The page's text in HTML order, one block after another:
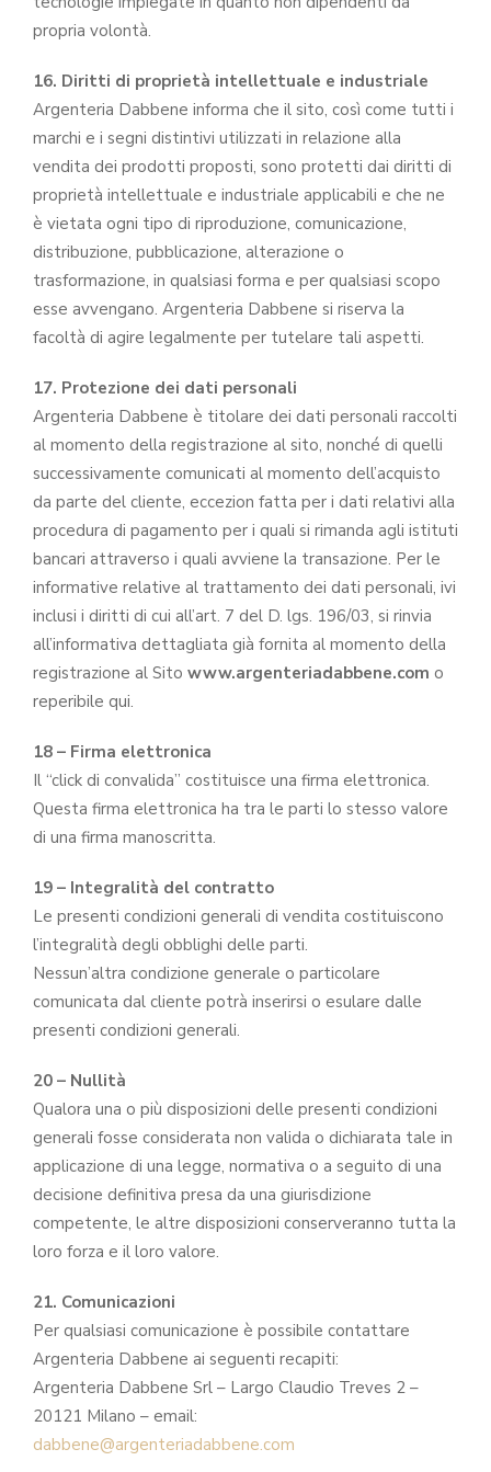
propria volontà.
16. Diritti di proprietà intellettuale e industriale
Argenteria Dabbene informa che il sito, così come tutti i
marchi e i segni distintivi utilizzati in relazione alla
vendita dei prodotti proposti, sono protetti dai diritti di
proprietà intellettuale e industriale applicabili e che ne
è vietata ogni tipo di riproduzione, comunicazione,
distribuzione, pubblicazione, alterazione o
trasformazione, in qualsiasi forma e per qualsiasi scopo
esse avvengano. Argenteria Dabbene si riserva la
facoltà di agire legalmente per tutelare tali aspetti.
17. Protezione dei dati personali
Argenteria Dabbene è titolare dei dati personali raccolti
al momento della registrazione al sito, nonché di quelli
successivamente comunicati al momento dell’acquisto
da parte del cliente, eccezion fatta per i dati relativi alla
procedura di pagamento per i quali si rimanda agli istituti
bancari attraverso i quali avviene la transazione. Per le
informative relative al trattamento dei dati personali, ivi
inclusi i diritti di cui all’art. 7 del D. lgs. 196/03, si rinvia
all’informativa dettagliata già fornita al momento della
registrazione al Sito www.argenteriadabbene.com o
reperibile qui.
18 – Firma elettronica
Il “click di convalida” costituisce una firma elettronica.
Questa firma elettronica ha tra le parti lo stesso valore
di una firma manoscritta.
19 – Integralità del contratto
Le presenti condizioni generali di vendita costituiscono
l’integralità degli obblighi delle parti.
Nessun’altra condizione generale o particolare
comunicata dal cliente potrà inserirsi o esulare dalle
presenti condizioni generali.
20 – Nullità
Qualora una o più disposizioni delle presenti condizioni
generali fosse considerata non valida o dichiarata tale in
applicazione di una legge, normativa o a seguito di una
decisione definitiva presa da una giurisdizione
competente, le altre disposizioni conserveranno tutta la
loro forza e il loro valore.
21. Comunicazioni
Per qualsiasi comunicazione è possibile contattare
Argenteria Dabbene ai seguenti recapiti:
Argenteria Dabbene Srl – Largo Claudio Treves 2 –
20121 Milano – email:
dabbene@argenteriadabbene.com